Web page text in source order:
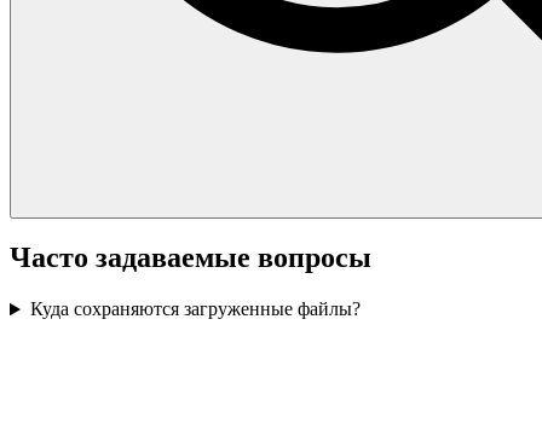
Часто задаваемые вопросы
Куда сохраняются загруженные файлы?